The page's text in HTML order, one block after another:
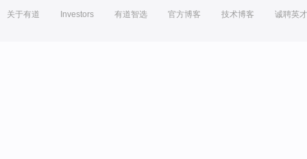
关于有道 Investors 有道智选 官方博客 技术博客 诚聘英才